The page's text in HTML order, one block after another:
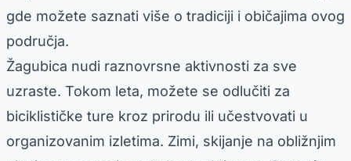
gde možete saznati više o tradiciji i običajima ovog
područja.
Žagubica nudi raznovrsne aktivnosti za sve
uzraste. Tokom leta, možete se odlučiti za
biciklističke ture kroz prirodu ili učestvovati u
organizovanim izletima. Zimi, skijanje na obližnjim